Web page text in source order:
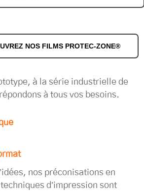
NOS FILMS PROTEC-ZONE®
à la série industrielle de
à tous vos besoins.
nos préconisations en
d’impression sont